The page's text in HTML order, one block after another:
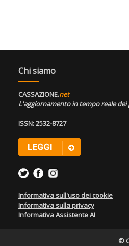
Chi siamo
CASSAZIONE.net
L'aggiornamento in tempo reale
ISSN: 2532-8727
Informativa sull'uso dei cookie
Informativa sulla privacy
Informativa Assistente AI
©